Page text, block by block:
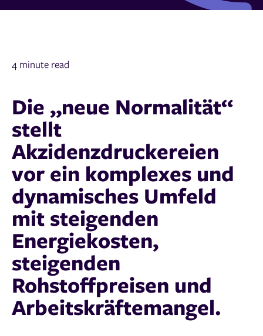
4 minute read
Die „neue Normalität“
stellt
Akzidenzdruckereien
vor ein komplexes und
dynamisches Umfeld
mit steigenden
Energiekosten,
steigenden
Rohstoffpreisen und
Arbeitskräftemangel.